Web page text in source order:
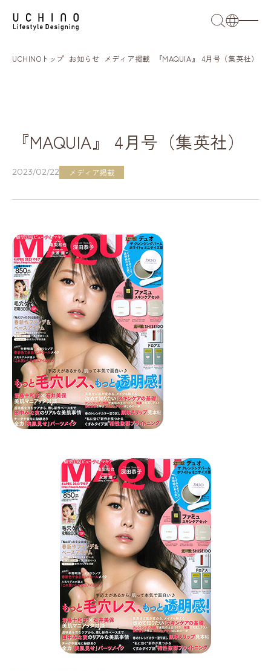
UCHINOトップ お知らせ メディア掲載 『MAQUIA』 4月号（集英社）
『MAQUIA』 4月号（集英社）
2023/02/22 メディア掲載